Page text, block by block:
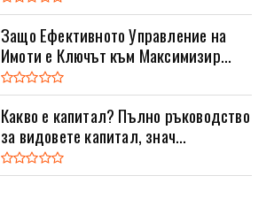
Защо Ефективното Управление на
Имоти е Ключът към Максимизир...
Какво е капитал? Пълно ръководство
за видовете капитал, знач...